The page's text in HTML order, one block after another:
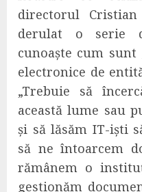
directorul
derulat o serie
cunoaște cum sunt
electronice de
„Trebuie să
această lume sau
și să lăsăm IT-iști
să ne întoarcem
rămânem o
gestionăm